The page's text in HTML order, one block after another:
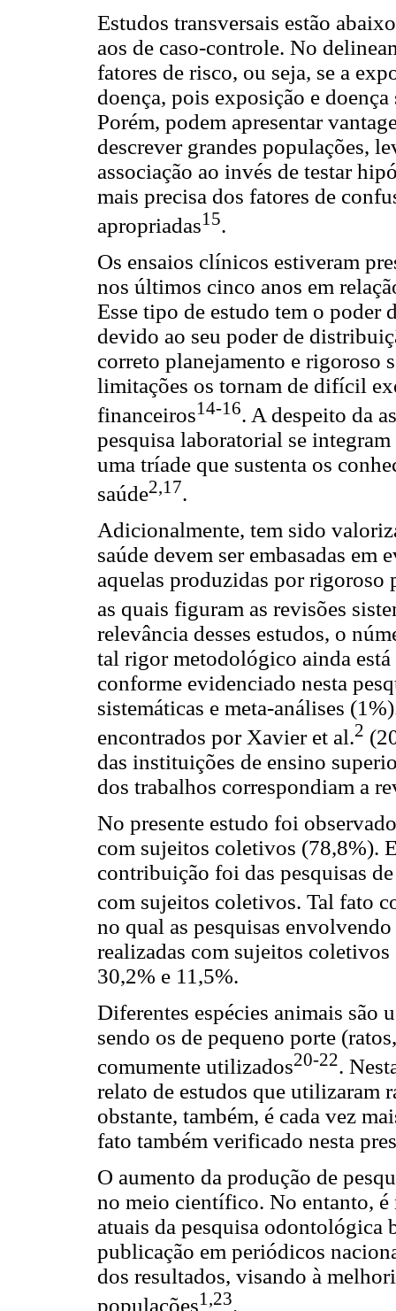
Estudos transversais estão
aos de caso-controle. No
fatores de risco, ou seja, se a
doença, pois exposição e
Porém, podem apresentar
descrever grandes populações,
associação ao invés de testar
mais precisa dos fatores de
apropriadas15.
Os ensaios clínicos estiveram
nos últimos cinco anos em
Esse tipo de estudo tem o poder
devido ao seu poder de
correto planejamento e rigoroso
limitações os tornam de difícil
financeiros14-16. A despeito da
pesquisa laboratorial se
uma tríade que sustenta os
saúde2,17.
Adicionalmente, tem sido
saúde devem ser embasadas em
aquelas produzidas por
as quais figuram as revisões
relevância desses estudos, o
tal rigor metodológico ainda
conforme evidenciado nesta
sistemáticas e meta-análises
encontrados por Xavier et al.2
das instituições de ensino
dos trabalhos correspondiam a
No presente estudo foi
com sujeitos coletivos (78,8%).
contribuição foi das pesquisas
com sujeitos coletivos. Tal fato
no qual as pesquisas
realizadas com sujeitos
30,2% e 11,5%.
Diferentes espécies animais são
sendo os de pequeno porte
comumente utilizados20-22.
relato de estudos que utilizaram
obstante, também, é cada vez
fato também verificado nesta
O aumento da produção de
no meio científico. No entanto, é
atuais da pesquisa odontológica
publicação em periódicos
dos resultados, visando à
populações1,23.